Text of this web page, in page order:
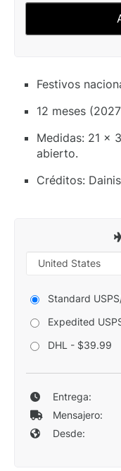
Festivos
12 meses
Medidas: 21 x
abierto.
Créditos:
Standard
Expedited
DHL - $39.99
Entrega:
Mensajero:
Desde: